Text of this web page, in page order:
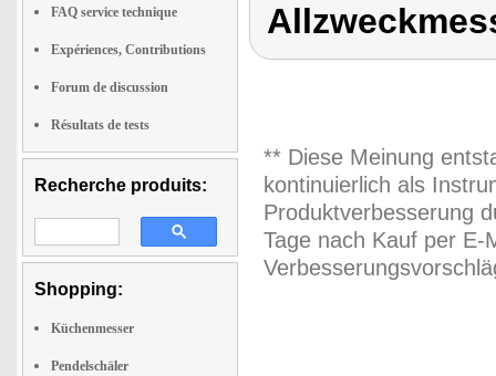
FAQ service technique
Expériences, Contributions
Forum de discussion
Résultats de tests
Recherche produits:
Shopping:
Küchenmesser
Pendelschäler
** Diese Meinung
kontinuierlich als
Produktverbesserung
Tage nach Kauf per E-